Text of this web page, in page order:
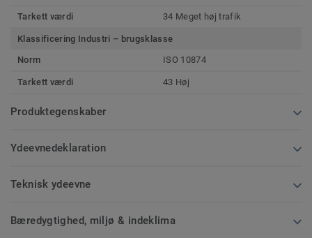
Tarkett værdi 34 Meget høj trafik
Klassificering Industri – brugsklasse
Norm
ISO 10874
Tarkett værdi 43 Høj
Produktegenskaber
Ydeevnedeklaration
Teknisk ydeevne
Bæredygtighed, miljø & indeklima